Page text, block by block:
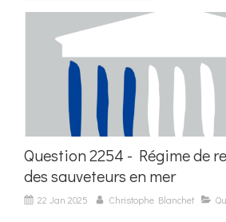
Question 2254 - Régime de
des sauveteurs en mer
22 Jan 2025 Christophe Blanchet